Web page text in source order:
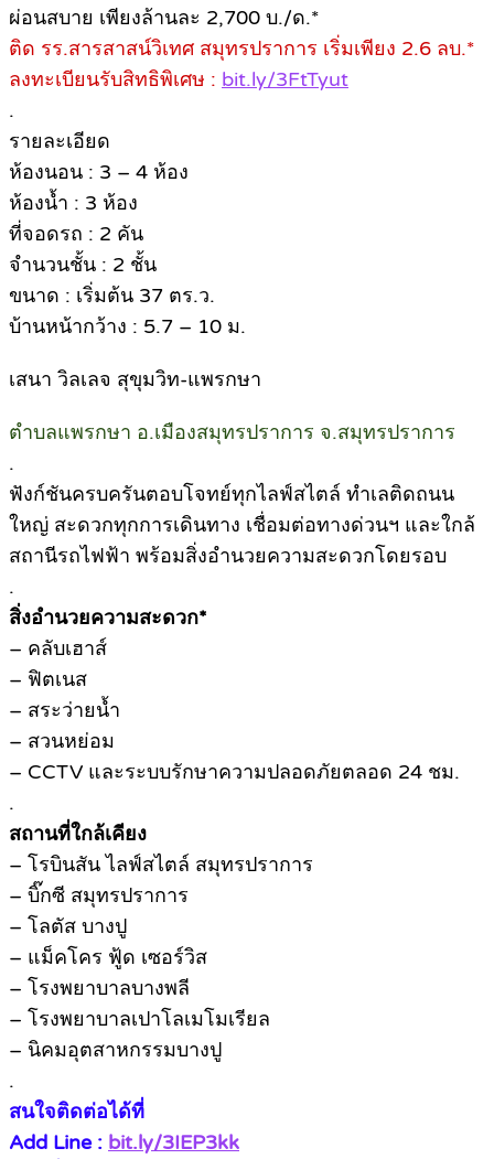
ผ่อนสบาย เพียงล้านละ 2,700 บ./ด.*
ติด รร.สารสาสน์วิเทศ สมุทรปราการ เริ่มเพียง 2.6 ลบ.*
ลงทะเบียนรับสิทธิพิเศษ : bit.ly/3FtTyut
.
รายละเอียด
ห้องนอน : 3 – 4 ห้อง
ห้องน้ำ : 3 ห้อง
ที่จอดรถ : 2 คัน
จำนวนชั้น : 2 ชั้น
ขนาด : เริ่มต้น 37 ตร.ว.
บ้านหน้ากว้าง : 5.7 – 10 ม.
เสนา วิลเลจ สุขุมวิท-แพรกษา
ตำบลแพรกษา อ.เมืองสมุทรปราการ จ.สมุทรปราการ
.
ฟังก์ชันครบครันตอบโจทย์ทุกไลฟ์สไตล์ ทำเลติดถนน
ใหญ่ สะดวกทุกการเดินทาง เชื่อมต่อทางด่วนฯ และใกล้
สถานีรถไฟฟ้า พร้อมสิ่งอำนวยความสะดวกโดยรอบ
.
สิ่งอำนวยความสะดวก*
– คลับเฮาส์
– ฟิตเนส
– สระว่ายน้ำ
– สวนหย่อม
– CCTV และระบบรักษาความปลอดภัยตลอด 24 ชม.
.
สถานที่ใกล้เคียง
– โรบินสัน ไลฟ์สไตล์ สมุทรปราการ
– บิ๊กซี สมุทรปราการ
– โลตัส บางปู
– แม็คโคร ฟู้ด เซอร์วิส
– โรงพยาบาลบางพลี
– โรงพยาบาลเปาโลเมโมเรียล
– นิคมอุตสาหกรรมบางปู
.
สนใจติดต่อได้ที่
Add Line : bit.ly/3IEP3kk